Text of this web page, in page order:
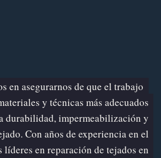
en asegurarnos de que el trabajo
y técnicas más adecuados
durabilidad, impermeabilización y
Con años de experiencia en el
líderes en reparación de tejados en